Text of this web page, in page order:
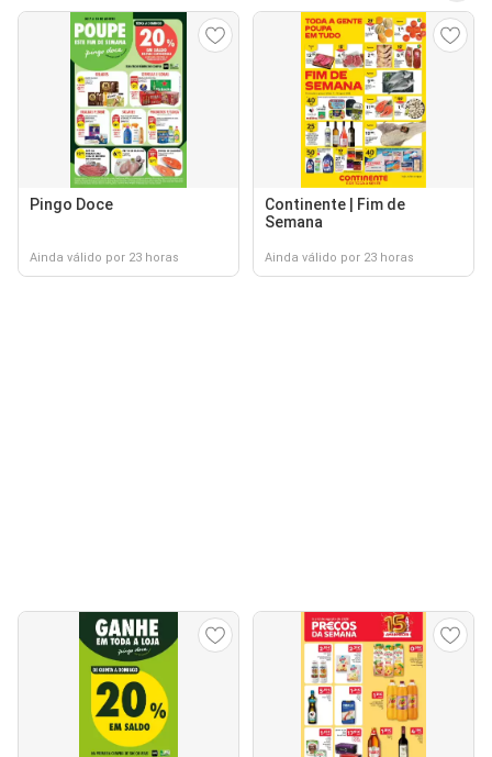
Pingo Doce
Ainda válido por 23 horas
Continente | Fim de
Semana
Ainda válido por 23 horas